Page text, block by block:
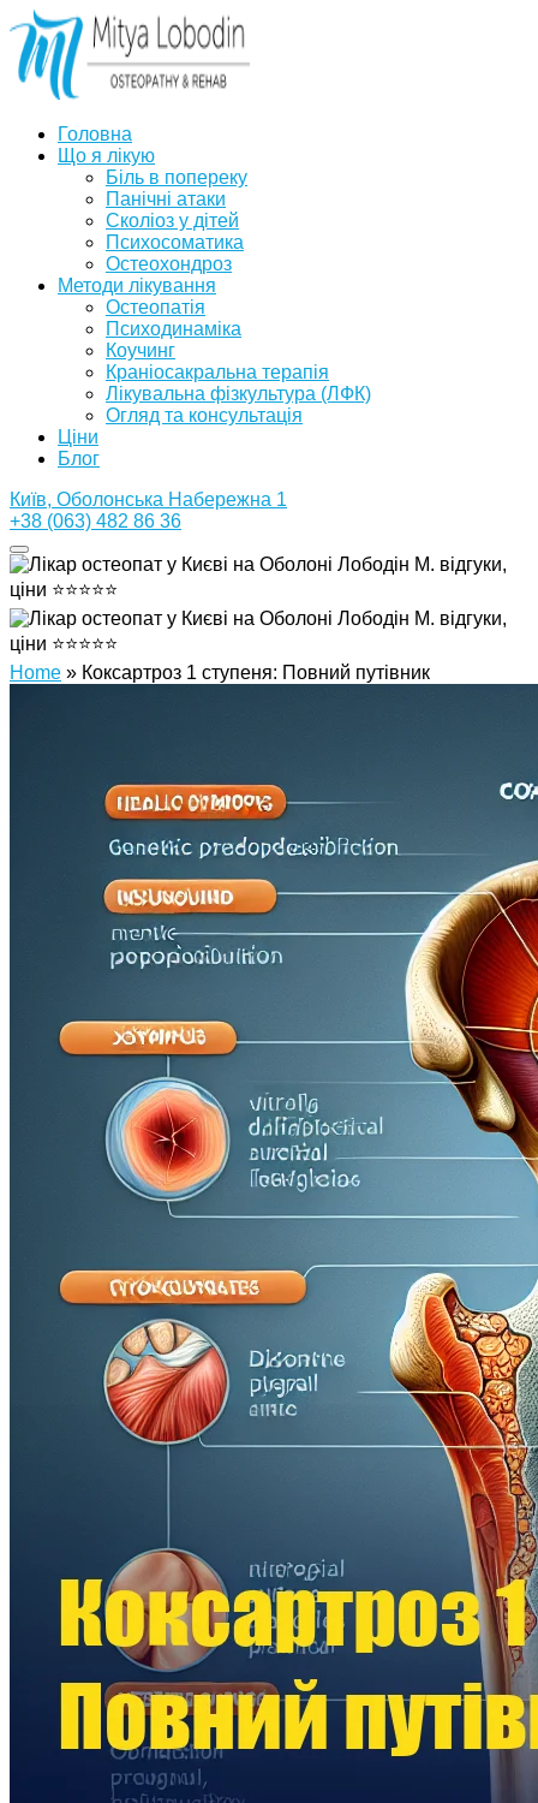
Головна
Що я лікую
Біль в попереку
Панічні атаки
Сколіоз у дітей
Психосоматика
Остеохондроз
Методи лікування
Остеопатія
Психодинаміка
Коучинг
Краніосакральна терапія
Лікувальна фізкультура (ЛФК)
Огляд та консультація
Ціни
Блог
Київ, Оболонська Набережна 1
+38 (063) 482 86 36
Home » Коксартроз 1 ступеня: Повний путівник